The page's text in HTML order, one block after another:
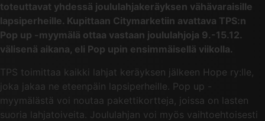
toteuttavat yhdessä joululahjakeräyksen vähävaraisille
lapsiperheille. Kupittaan Citymarketiin avattava TPS:n
Pop up -myymälä ottaa vastaan joululahjoja 9.-15.12.
välisenä aikana, eli Pop upin ensimmäisellä viikolla.
TPS toimittaa kaikki lahjat keräyksen jälkeen Hope ry:lle,
joka jakaa ne eteenpäin lapsiperheille. Pop up -
myymälästä voi noutaa pakettikortteja, joissa on lasten
suoria lahjatoiveita. Joululahjan voi myös vaihtoehtoisesti